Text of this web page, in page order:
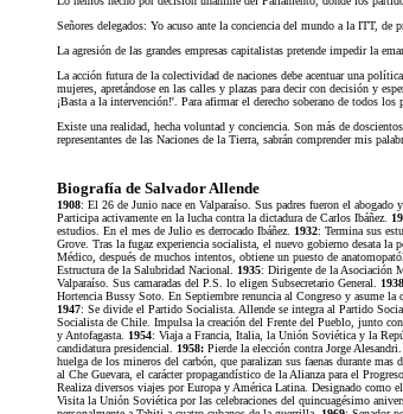
Señores delegados: Yo acuso ante la conciencia del mundo a la ITT,
La agresión de las grandes empresas capitalistas pretende impedir la
La acción futura de la colectividad de naciones debe acentuar una
mujeres, apretándose en las calles y plazas para decir con decisión y
¡Basta a la intervención!'. Para afirmar el derecho soberano de todos
Existe una realidad, hecha voluntad y conciencia. Son más de
representantes de las Naciones de la Tierra, sabrán comprender mis
Biografía de Salvador Allende
1908: El 26 de Junio nace en Valparaíso. Sus padres fueron el
Participa activamente en la lucha contra la dictadura de Carlos Ibáñez.
estudios. En el mes de Julio es derrocado Ibáñez. 1932: Termina sus
Grove. Tras la fugaz experiencia socialista, el nuevo gobierno desata la
Médico, después de muchos intentos, obtiene un puesto de
Estructura de la Salubridad Nacional. 1935: Dirigente de la Asociación
Valparaíso. Sus camaradas del P.S. lo eligen Subsecretario General. 1938
Hortencia Bussy Soto. En Septiembre renuncia al Congreso y asume
1947: Se divide el Partido Socialista. Allende se integra al Partido
Socialista de Chile. Impulsa la creación del Frente del Pueblo, junto
y Antofagasta. 1954: Viaja a Francia, Italia, la Unión Soviética y la
candidatura presidencial. 1958: Pierde la elección contra Jorge Alesandri.
huelga de los mineros del carbón, que paralizan sus faenas durante
al Che Guevara, el carácter propagandístico de la Alianza para el
Realiza diversos viajes por Europa y América Latina. Designado como
Visita la Unión Soviética por las celebraciones del quincuagésimo